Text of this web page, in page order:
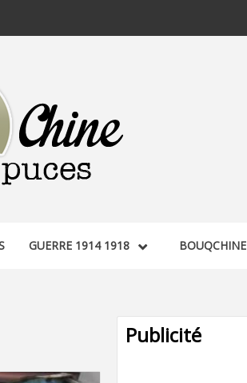
GUERRE 1914 1918 BOUQCHINE
Publicité